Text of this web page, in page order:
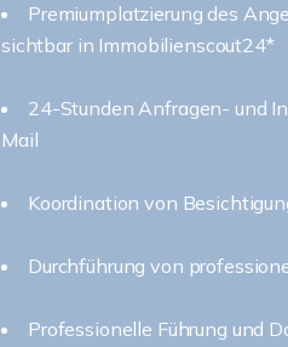
Premiumplatzierung des
sichtbar in Immobilienscout24*
24-Stunden Anfragen- und
Mail
Koordination von
Durchführung von
Professionelle Führung und